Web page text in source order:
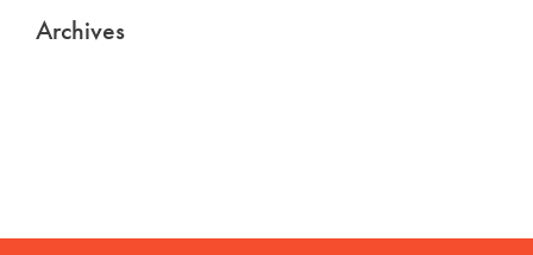
Archives